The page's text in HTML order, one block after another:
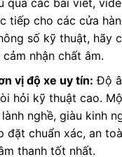
qua các bài viết,
tiếp cho các cửa
số kỹ thuật, hãy
nhận chất âm.
vị độ xe uy tín: Độ
hỏi kỹ thuật cao.
nghề, giàu kinh
đặt chuẩn xác, an
thanh tốt nhất.